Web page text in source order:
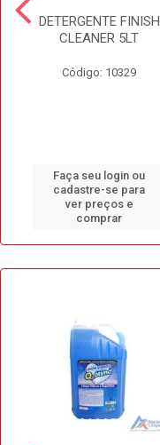
DETERGENTE FINISH
CLEANER 5LT
Código: 10329
Faça seu login ou
cadastre-se para
ver preços e
comprar